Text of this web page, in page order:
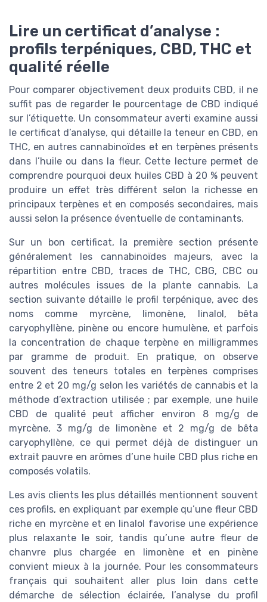
Lire un certificat d’analyse :
profils terpéniques, CBD, THC et
qualité réelle
Pour comparer objectivement deux produits CBD, il ne
suffit pas de regarder le pourcentage de CBD indiqué
sur l’étiquette. Un consommateur averti examine aussi
le certificat d’analyse, qui détaille la teneur en CBD, en
THC, en autres cannabinoïdes et en terpènes présents
dans l’huile ou dans la fleur. Cette lecture permet de
comprendre pourquoi deux huiles CBD à 20 % peuvent
produire un effet très différent selon la richesse en
principaux terpènes et en composés secondaires, mais
aussi selon la présence éventuelle de contaminants.
Sur un bon certificat, la première section présente
généralement les cannabinoïdes majeurs, avec la
répartition entre CBD, traces de THC, CBG, CBC ou
autres molécules issues de la plante cannabis. La
section suivante détaille le profil terpénique, avec des
noms comme myrcène, limonène, linalol, bêta
caryophyllène, pinène ou encore humulène, et parfois
la concentration de chaque terpène en milligrammes
par gramme de produit. En pratique, on observe
souvent des teneurs totales en terpènes comprises
entre 2 et 20 mg/g selon les variétés de cannabis et la
méthode d’extraction utilisée ; par exemple, une huile
CBD de qualité peut afficher environ 8 mg/g de
myrcène, 3 mg/g de limonène et 2 mg/g de bêta
caryophyllène, ce qui permet déjà de distinguer un
extrait pauvre en arômes d’une huile CBD plus riche en
composés volatils.
Les avis clients les plus détaillés mentionnent souvent
ces profils, en expliquant par exemple qu’une fleur CBD
riche en myrcène et en linalol favorise une expérience
plus relaxante le soir, tandis qu’une autre fleur de
chanvre plus chargée en limonène et en pinène
convient mieux à la journée. Pour les consommateurs
français qui souhaitent aller plus loin dans cette
démarche de sélection éclairée, l’analyse du profil